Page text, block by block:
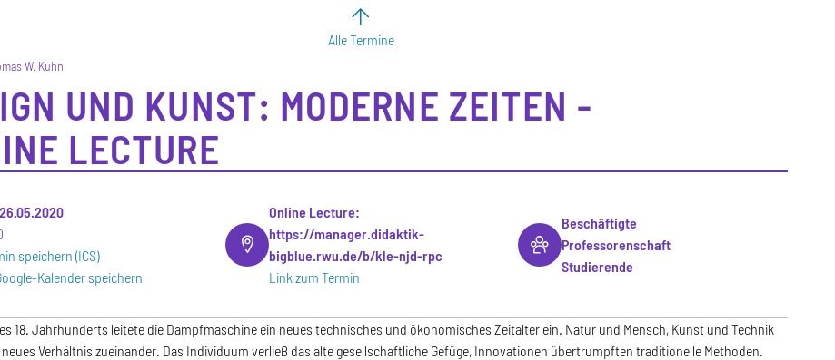
Alle Termine
W. Kuhn
UND KUNST: MODERNE ZEITEN -
LECTURE
speichern (ICS)
Kalender speichern
Online Lecture:
https://manager.didaktik-
bigblue.rwu.de/b/kle-njd-rpc
Link zum Termin
Beschäftigte
Professorenschaft
Studierende
18. Jahrhunderts leitete die Dampfmaschine ein neues technisches und ökonomisches Zeitalter ein. Natur und Mensch, Kunst und Technik
Verhältnis zueinander. Das Individuum verließ das alte gesellschaftliche Gefüge, Innovationen übertrumpften traditionelle Methoden.